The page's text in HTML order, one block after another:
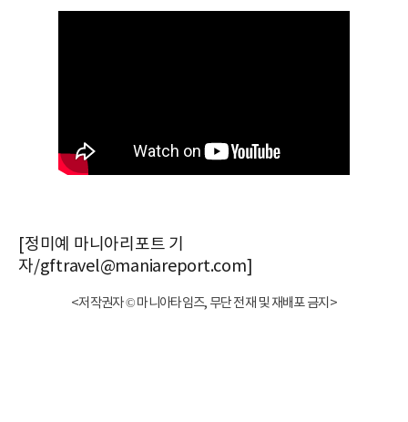
[정미예 마니아리포트 기
자/gftravel@maniareport.com]
<저작권자 © 마니아타임즈, 무단 전재 및 재배포 금지>